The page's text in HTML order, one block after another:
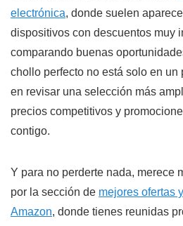
electrónica, donde suelen
dispositivos con descuentos muy
comparando buenas
chollo perfecto no está solo en un
en revisar una selección más
precios competitivos y
contigo.
Y para no perderte nada, merece
por la sección de mejores ofertas
Amazon, donde tienes reunidas